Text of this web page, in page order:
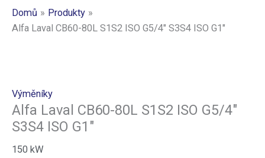
Domů
Produkty
Alfa Laval CB60-80L S1S2 ISO G5/4″ S3S4 ISO G1″
Výměníky
Alfa Laval CB60-80L S1S2 ISO G5/4″
S3S4 ISO G1″
150 kW